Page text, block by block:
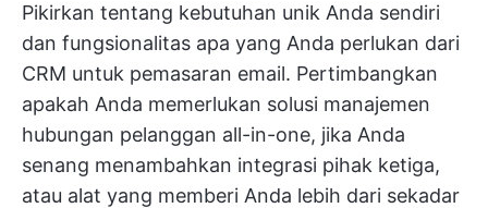
Pikirkan tentang kebutuhan unik Anda sendiri
dan fungsionalitas apa yang Anda perlukan dari
CRM untuk pemasaran email. Pertimbangkan
apakah Anda memerlukan solusi manajemen
hubungan pelanggan all-in-one, jika Anda
senang menambahkan integrasi pihak ketiga,
atau alat yang memberi Anda lebih dari sekadar